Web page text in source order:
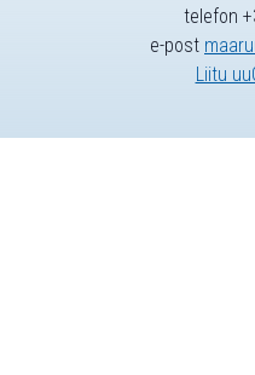
telefon
e-post
Liitu